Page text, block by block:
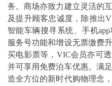
务。商场亦致力建立灵活的
及提升顾客忠诚度，除推出
智能车辆搜寻系统、手机
服务号功能和增设无票缴费
买电影票等，VIC会员亦可
并可享用免费泊车优惠。满
造全方位的新时代购物理念